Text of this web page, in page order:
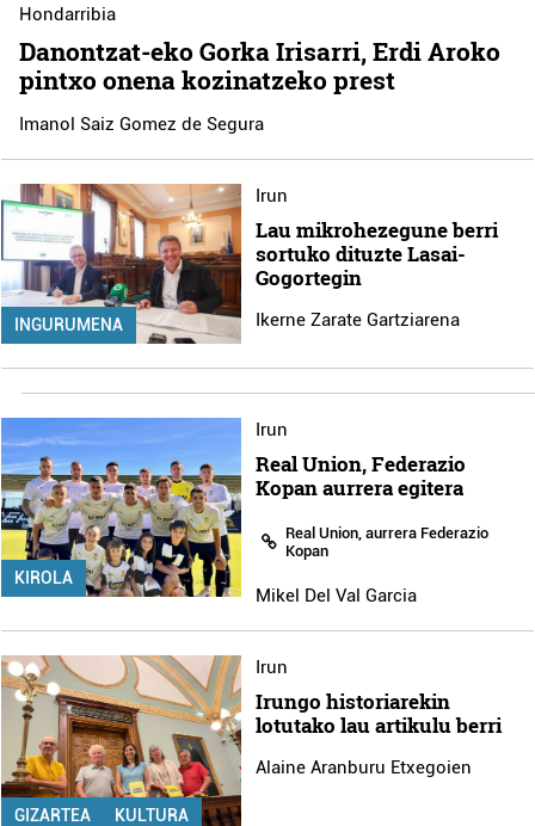
Hondarribia
Danontzat-eko Gorka Irisarri, Erdi Aroko
pintxo onena kozinatzeko prest
Imanol Saiz Gomez de Segura
INGURUMENA
Irun
Lau mikrohezegune berri
sortuko dituzte Lasai-
Gogortegin
Ikerne Zarate Gartziarena
KIROLA
Irun
Real Union, Federazio
Kopan aurrera egitera
Real Union, aurrera Federazio
Kopan
Mikel Del Val Garcia
GIZARTEA KULTURA
Irun
Irungo historiarekin
lotutako lau artikulu berri
Alaine Aranburu Etxegoien